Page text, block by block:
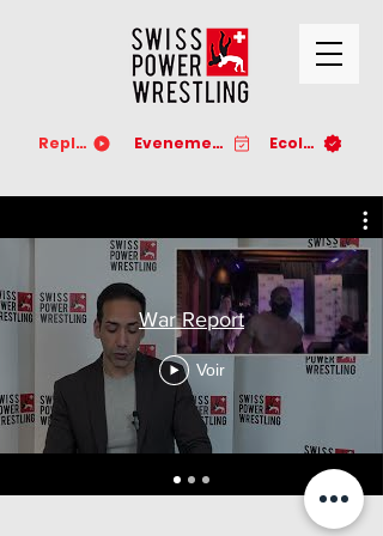
Replay Evenements Ecoles
War Report
Voir